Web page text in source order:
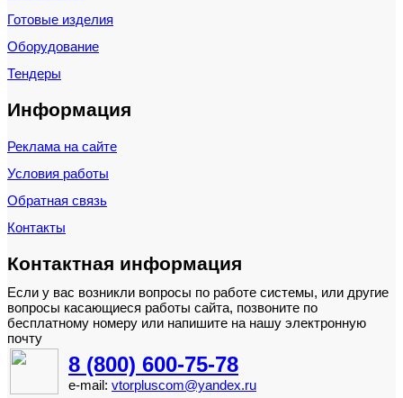
Готовые изделия
Оборудование
Тендеры
Информация
Реклама на сайте
Условия работы
Обратная связь
Контакты
Контактная информация
Если у вас возникли вопросы по работе системы, или другие
вопросы касающиеся работы сайта, позвоните по
бесплатному номеру или напишите на нашу электронную
почту
8 (800) 600-75-78
e-mail: vtorpluscom@yandex.ru